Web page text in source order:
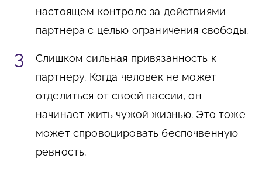
настоящем контроле за действиями
партнера с целью ограничения свободы.
Слишком сильная привязанность к
партнеру. Когда человек не может
отделиться от своей пассии, он
начинает жить чужой жизнью. Это тоже
может спровоцировать беспочвенную
ревность.